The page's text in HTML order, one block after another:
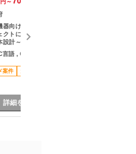
～
器向け制御システムの開発プ
クトにご参画いただきます。
設計～詳細設計、開発、単体
で一貫して担当 ・C++を用い
アプリケーションの実装 ・通
機能の開発 ・マルチスレッド
のプログラム開発 ・長期参画
語 , C++ , IoT
案件 元請け直
詳細を見る